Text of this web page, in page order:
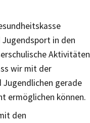
in den
Aktivitäten
wir mit der
Jugendlichen gerade
ermöglichen können.
den